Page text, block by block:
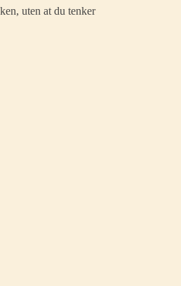
uten at du tenker